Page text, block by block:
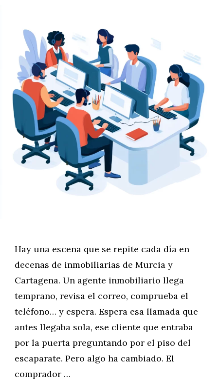
Hay una escena que se repite cada día en
decenas de inmobiliarias de Murcia y
Cartagena. Un agente inmobiliario llega
temprano, revisa el correo, comprueba el
teléfono… y espera. Espera esa llamada que
antes llegaba sola, ese cliente que entraba
por la puerta preguntando por el piso del
escaparate. Pero algo ha cambiado. El
comprador …